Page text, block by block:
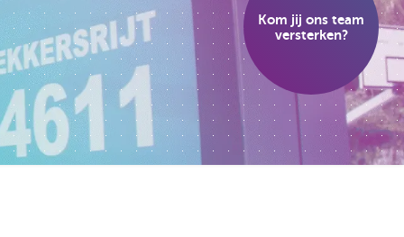
software.
Kom jij ons team
versterken?